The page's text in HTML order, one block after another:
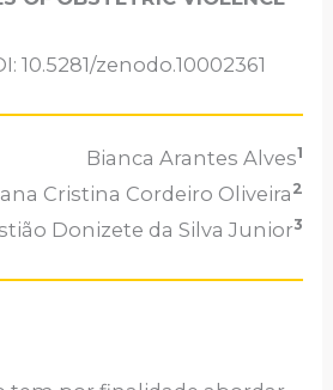
10.5281/zenodo.10002361
Bianca Arantes Alves1
Cristina Cordeiro Oliveira 2
Donizete da Silva Junior3